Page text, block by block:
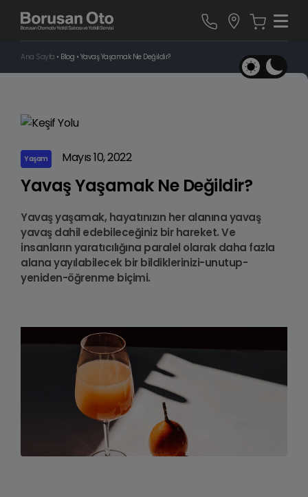
Ana Sayfa • Blog • Yavaş Yaşamak Ne Değildir?
Yaşam Mayıs 10, 2022
Yavaş Yaşamak Ne Değildir?
Yavaş yaşamak, hayatınızın her alanına yavaş
yavaş dahil edebileceğiniz bir hareket. Ve
insanların yaratıcılığına paralel olarak daha fazla
alana yayılabilecek bir bildiklerinizi-unutup-
yeniden-öğrenme biçimi.